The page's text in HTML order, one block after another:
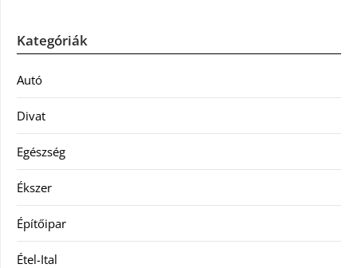
Kategóriák
Autó
Divat
Egészség
Ékszer
Építőipar
Étel-Ital